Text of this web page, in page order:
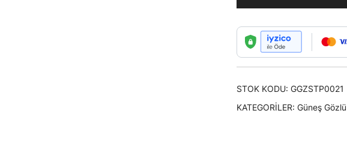
STOK KODU: GGZSTP0021
KATEGORILER: Güneş